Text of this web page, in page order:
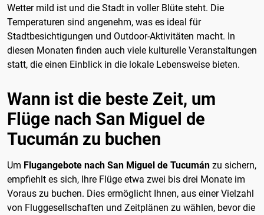
Wetter mild ist und die Stadt in voller Blüte steht. Die
Temperaturen sind angenehm, was es ideal für
Stadtbesichtigungen und Outdoor-Aktivitäten macht. In
diesen Monaten finden auch viele kulturelle Veranstaltungen
statt, die einen Einblick in die lokale Lebensweise bieten.
Wann ist die beste Zeit, um
Flüge nach San Miguel de
Tucumán zu buchen
Um Flugangebote nach San Miguel de Tucumán zu sichern,
empfiehlt es sich, Ihre Flüge etwa zwei bis drei Monate im
Voraus zu buchen. Dies ermöglicht Ihnen, aus einer Vielzahl
von Fluggesellschaften und Zeitplänen zu wählen, bevor die